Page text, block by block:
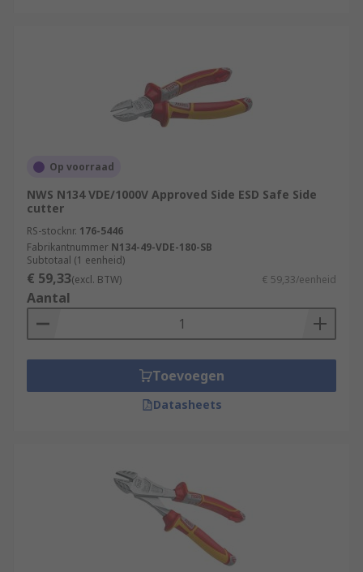
Op voorraad
NWS N134 VDE/1000V Approved Side ESD Safe Side
cutter
RS-stocknr. 176-5446
Fabrikantnummer N134-49-VDE-180-SB
Subtotaal (1 eenheid)
€ 59,33(excl. BTW) € 59,33/eenheid
Aantal
Toevoegen
Datasheets